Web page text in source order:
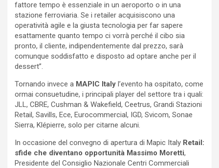
fattore tempo è essenziale in un aeroporto o in una
stazione ferroviaria. Se i retailer acquisiscono una
operatività agile e la giusta tecnologia per far sapere
esattamente quanto tempo ci vorrà perché il cibo sia
pronto, il cliente, indipendentemente dal prezzo, sarà
comunque soddisfatto e disposto ad optare anche per il
dessert”.
Tornando invece a MAPIC Italy l’evento ha ospitato, come
ormai consuetudine, i principali player del settore tra i quali:
JLL, CBRE, Cushman & Wakefield, Ceetrus, Grandi Stazioni
Retail, Savills, Ece, Eurocommercial, IGD, Svicom, Sonae
Sierra, Klépierre, solo per citarne alcuni.
In occasione del convegno di apertura di Mapic Italy Retail:
sfide che diventano opportunità Massimo Moretti,
Presidente del Consiglio Nazionale Centri Commerciali